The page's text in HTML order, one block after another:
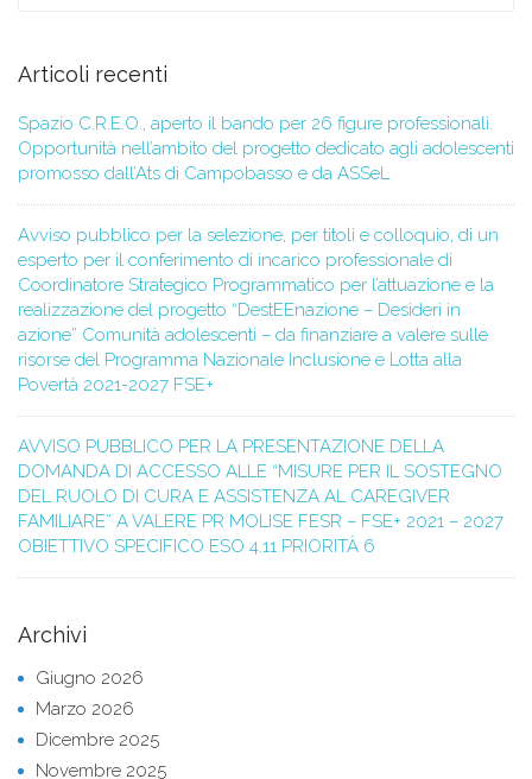
Articoli recenti
Spazio C.R.E.O., aperto il bando per 26 figure professionali.
Opportunità nell’ambito del progetto dedicato agli adolescenti
promosso dall’Ats di Campobasso e da ASSeL
Avviso pubblico per la selezione, per titoli e colloquio, di un
esperto per il conferimento di incarico professionale di
Coordinatore Strategico Programmatico per l’attuazione e la
realizzazione del progetto “DestEEnazione – Desideri in
azione” Comunità adolescenti – da finanziare a valere sulle
risorse del Programma Nazionale Inclusione e Lotta alla
Povertà 2021-2027 FSE+
AVVISO PUBBLICO PER LA PRESENTAZIONE DELLA
DOMANDA DI ACCESSO ALLE “MISURE PER IL SOSTEGNO
DEL RUOLO DI CURA E ASSISTENZA AL CAREGIVER
FAMILIARE” A VALERE PR MOLISE FESR – FSE+ 2021 – 2027
OBIETTIVO SPECIFICO ESO 4.11 PRIORITÀ 6
Archivi
Giugno 2026
Marzo 2026
Dicembre 2025
Novembre 2025